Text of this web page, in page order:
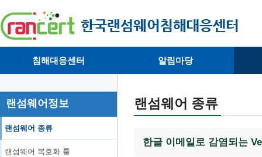
침해대응센터
· 침해피해신고
· 개인정보취급방침
알림마당
· 뉴스레터
랜섬웨어정보
랜섬웨어 종류
랜섬웨어 복호화 툴
랜섬웨어 종류
한글 이메일로 감염되는